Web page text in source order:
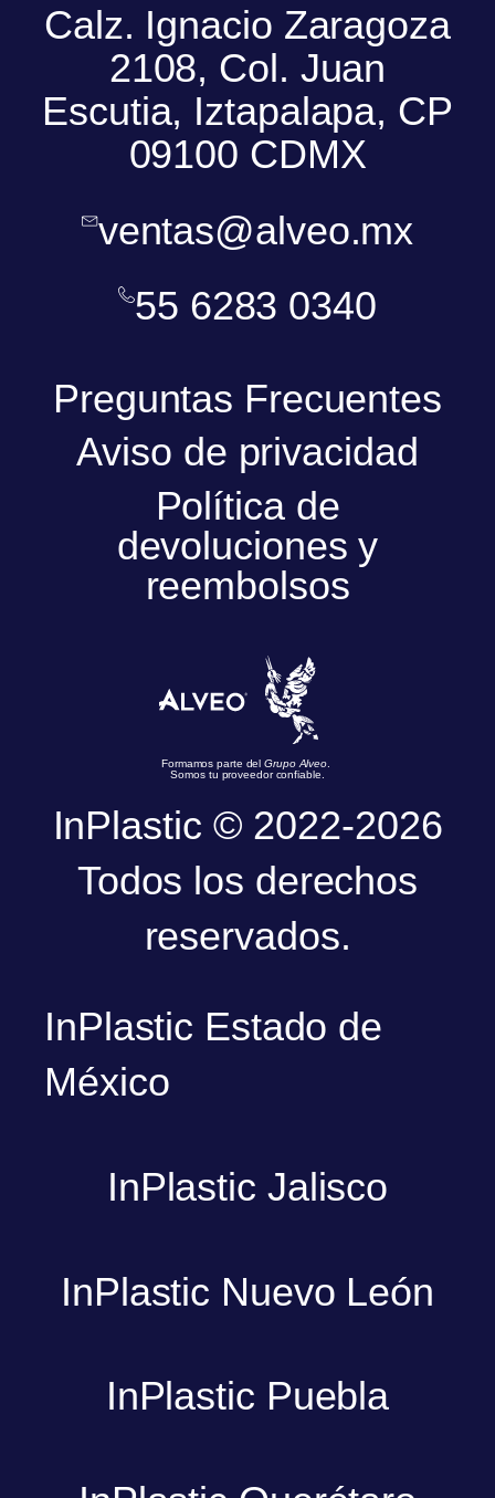
Calz. Ignacio Zaragoza
2108, Col. Juan
Escutia, Iztapalapa, CP
09100 CDMX
ventas@alveo.mx
55 6283 0340
Preguntas Frecuentes
Aviso de privacidad
Política de
devoluciones y
reembolsos
Formamos parte delGrupo Alveo
Somos tu proveedor confiable.
InPlastic © 2022-2026
Todos los derechos
reservados.
InPlastic Estado de
México
InPlastic Jalisco
InPlastic Nuevo León
InPlastic Puebla